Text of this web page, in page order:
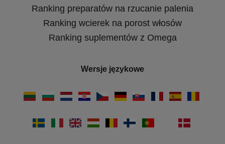
Ranking preparatów na rzucanie palenia
Ranking wcierek na porost włosów
Ranking suplementów z Omega
Wersje językowe